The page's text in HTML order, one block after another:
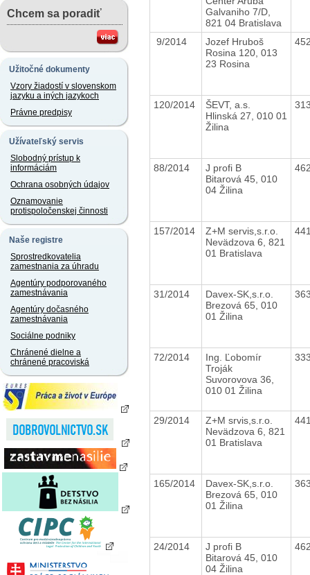
Chcem sa poradiť
Užitočné dokumenty
Vzory žiadostí v slovenskom
jazyku a iných jazykoch
Právne predpisy
Užívateľský servis
Slobodný prístup k
informáciám
Ochrana osobných údajov
Oznamovanie
protispoločenskej činnosti
Naše registre
Sprostredkovatelia
zamestnania za úhradu
Agentúry podporovaného
zamestnávania
Agentúry dočasného
zamestnávania
Sociálne podniky
Chránené dielne a
chránené pracoviská
Galvaniho 7/D,
821 04 Bratislava
9/2014
Jozef Hruboš
Rosina 120, 013
23 Rosina
120/2014
ŠEVT, a.s.
Hlinská 27, 010 01
Žilina
88/2014
J profi B
Bitarová 45, 010
04 Žilina
157/2014
Z+M servis,s.r.o.
Nevädzova 6, 821
01 Bratislava
31/2014
Davex-SK,s.r.o.
Brezová 65, 010
01 Žilina
72/2014
Ing. Ľobomír
Troják
Suvorovova 36,
010 01 Žilina
29/2014
Z+M srvis,s.r.o.
Nevädzova 6, 821
01 Bratislava
165/2014
Davex-SK,s.r.o.
Brezová 65, 010
01 Žilina
24/2014
J profi B
Bitarová 45, 010
04 Žilina